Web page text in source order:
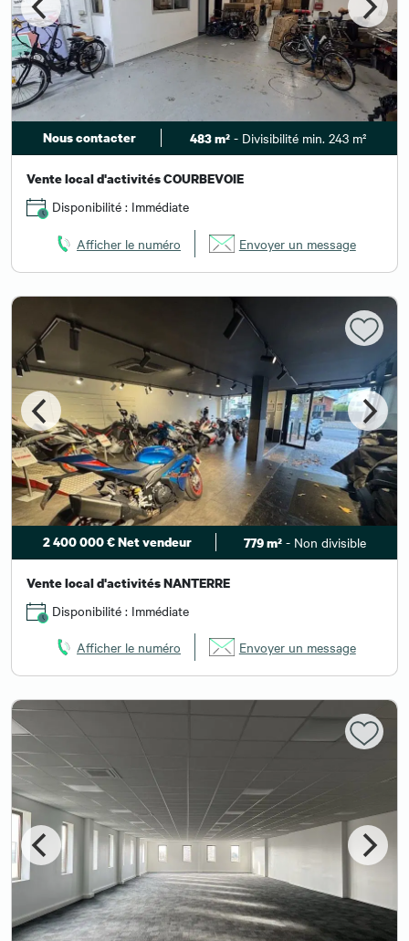
Nous contacter 483 m²- Divisibilité min. 243 m²
Vente local d'activités COURBEVOIE
Disponibilité : Immédiate
Afficher le numéro Envoyer un message
2 400 000 € Net vendeur 779 m² - Non divisible
Vente local d'activités NANTERRE
Disponibilité : Immédiate
Afficher le numéro Envoyer un message